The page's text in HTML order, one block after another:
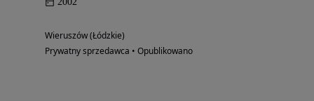
Wieruszów (Łódzkie)
Prywatny sprzedawca • Opublikowano